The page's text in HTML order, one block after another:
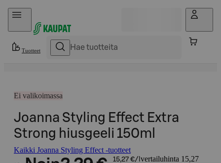
Hyppää sisältöön
Tuotteet
Ei valikoimassa
Joanna Styling Effect Extra
Strong hiusgeeli 150ml
Kaikki Joanna Styling Effect -tuotteet
15,27 €/l vertailuhinta 15,27